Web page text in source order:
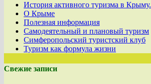
История активного туризма в Крыму.
О Крыме
Полезная информация
Самодеятельный и плановый туризм
Симферопольский туристский клуб
Туризм как формула жизни
Свежие записи